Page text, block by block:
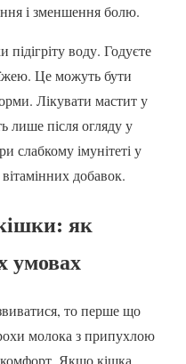
і зменшення болю.
воду. Годуєте
Це можуть бути
Лікувати мастит у
лише після огляду у
слабкому імунітеті у
добавок.
як
умовах
то перше що
молока з припухлою
Якщо кішка